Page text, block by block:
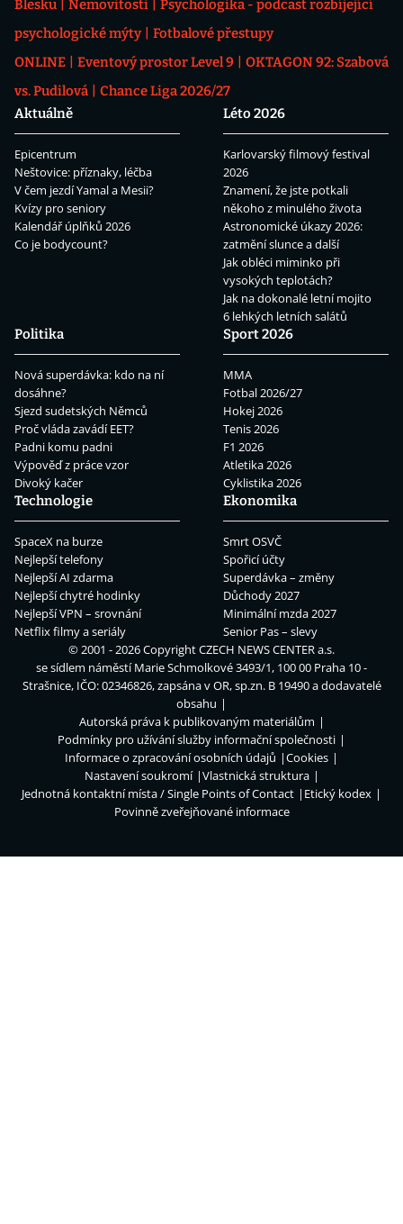
Blesku
Nemovitosti
Psychologika - podcast rozbíjející
psychologické mýty
Fotbalové přestupy
ONLINE
Eventový prostor Level 9
OKTAGON 92: Szabová
vs. Pudilová
Chance Liga 2026/27
Aktuálně
Epicentrum
Neštovice: příznaky, léčba
V čem jezdí Yamal a Mesii?
Kvízy pro seniory
Kalendář úplňků 2026
Co je bodycount?
Léto 2026
Karlovarský filmový festival
2026
Znamení, že jste potkali
někoho z minulého života
Astronomické úkazy 2026:
zatmění slunce a další
Jak obléci miminko při
vysokých teplotách?
Jak na dokonalé letní mojito
6 lehkých letních salátů
Politika
Nová superdávka: kdo na ní
dosáhne?
Sjezd sudetských Němců
Proč vláda zavádí EET?
Padni komu padni
Výpověď z práce vzor
Divoký kačer
Sport 2026
MMA
Fotbal 2026/27
Hokej 2026
Tenis 2026
F1 2026
Atletika 2026
Cyklistika 2026
Technologie
SpaceX na burze
Nejlepší telefony
Nejlepší AI zdarma
Nejlepší chytré hodinky
Nejlepší VPN – srovnání
Netflix filmy a seriály
Ekonomika
Smrt OSVČ
Spořicí účty
Superdávka – změny
Důchody 2027
Minimální mzda 2027
Senior Pas – slevy
© 2001 - 2026 CopyrightCZECH NEWS CENTER a.s.
se sídlem náměstí Marie Schmolkové 3493/1, 100 00 Praha 10 -
Strašnice, IČO: 02346826, zapsána v OR, sp.zn. B 19490 a dodavatelé
obsahu
Autorská práva k publikovaným materiálům
Podmínky pro užívání služby informační společnosti
Informace o zpracování osobních údajů
Cookies
Nastavení soukromí
Vlastnická struktura
Jednotná kontaktní místa / Single Points of Contact
Etický kodex
Povinně zveřejňované informace